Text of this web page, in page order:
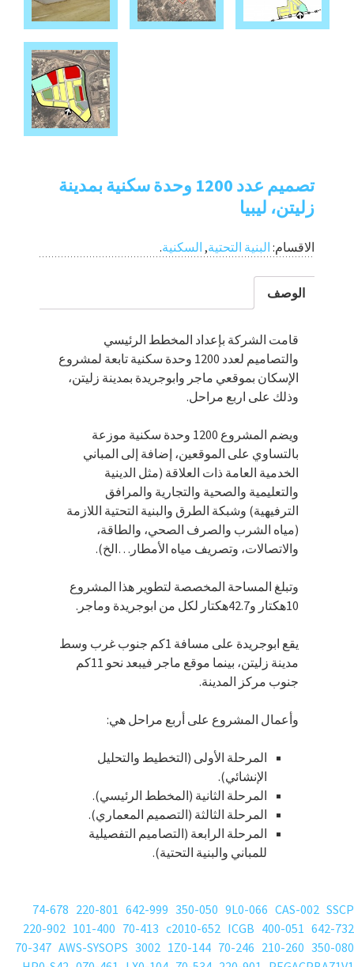
تصميم عدد 1200 وحدة سكنية بمدينة
زليتن، ليبيا
الاقسام: البنية التحتية, السكنية.
الوصف
قامت الشركة بإعداد المخطط الرئيسي
والتصاميم لعدد 1200 وحدة سكنية تابعة لمشروع
الإسكان بموقعي ماجر وابوجريدة بمدينة زليتن،
وذلك على اربع مراحل.
ويضم المشروع 1200 وحدة سكنية موزعة
بالتساوي على الموقعين، إضافة إلى المباني
الخدمية العامة ذات العلاقة (مثل الدينية
والتعليمية والصحية والتجارية والمرافق
الترفيهية) وشبكة الطرق والبنية التحتية اللازمة
(مياه الشرب والصرف الصحي، والطاقة،
والاتصالات، وتصريف مياه الأمطار…الخ).
وتبلغ المساحة المخصصة لتطوير هذا المشروع
10هكتار و42.7هكتار لكل من ابوجريدة وماجر.
يقع ابوجريدة على مسافة 1كم جنوب غرب وسط
مدينة زليتن، بينما موقع ماجر فيبعد نحو 11كم
جنوب مركز المدينة.
وأعمال المشروع على أربع مراحل هي:
المرحلة الأولى (التخطيط والتحليل
الإنشائي).
المرحلة الثانية (المخطط الرئيسي).
المرحلة الثالثة (التصميم المعماري).
المرحلة الرابعة (التصاميم التفصيلية
للمباني والبنية التحتية).
SSCP
CAS-002
9L0-066
350-050
642-999
220-801
74-678
642-732
400-051
ICGB
c2010-652
70-413
101-400
220-902
350-080
210-260
70-246
1Z0-144
3002
AWS-SYSOPS
70-347